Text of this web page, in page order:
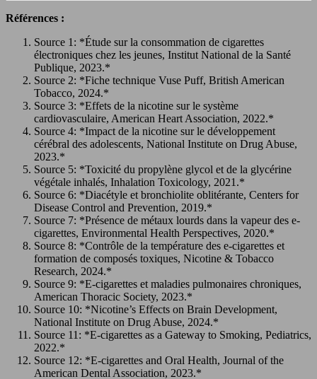
Références :
Source 1: *Étude sur la consommation de cigarettes
électroniques chez les jeunes, Institut National de la Santé
Publique, 2023.*
Source 2: *Fiche technique Vuse Puff, British American
Tobacco, 2024.*
Source 3: *Effets de la nicotine sur le système
cardiovasculaire, American Heart Association, 2022.*
Source 4: *Impact de la nicotine sur le développement
cérébral des adolescents, National Institute on Drug Abuse,
2023.*
Source 5: *Toxicité du propylène glycol et de la glycérine
végétale inhalés, Inhalation Toxicology, 2021.*
Source 6: *Diacétyle et bronchiolite oblitérante, Centers for
Disease Control and Prevention, 2019.*
Source 7: *Présence de métaux lourds dans la vapeur des e-
cigarettes, Environmental Health Perspectives, 2020.*
Source 8: *Contrôle de la température des e-cigarettes et
formation de composés toxiques, Nicotine & Tobacco
Research, 2024.*
Source 9: *E-cigarettes et maladies pulmonaires chroniques,
American Thoracic Society, 2023.*
Source 10: *Nicotine’s Effects on Brain Development,
National Institute on Drug Abuse, 2024.*
Source 11: *E-cigarettes as a Gateway to Smoking, Pediatrics,
2022.*
Source 12: *E-cigarettes and Oral Health, Journal of the
American Dental Association, 2023.*